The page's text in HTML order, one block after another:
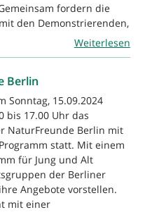
fordern die
den Demonstrierenden,
Weiterlesen
Berlin
Sonntag, 15.09.2024
bis 17.00 Uhr das
NaturFreunde Berlin mit
statt. Mit einem
für Jung und Alt
der Berliner
Angebote vorstellen.
mit einer